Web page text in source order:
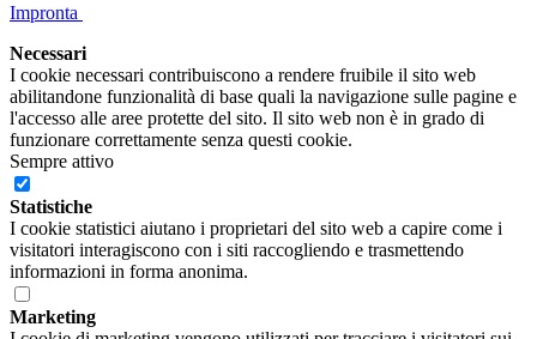
Impronta
Necessari
I cookie necessari contribuiscono a rendere fruibile il sito web
abilitandone funzionalità di base quali la navigazione sulle pagine e
l'accesso alle aree protette del sito. Il sito web non è in grado di
funzionare correttamente senza questi cookie.
Sempre attivo
Statistiche
I cookie statistici aiutano i proprietari del sito web a capire come i
visitatori interagiscono con i siti raccogliendo e trasmettendo
informazioni in forma anonima.
Marketing